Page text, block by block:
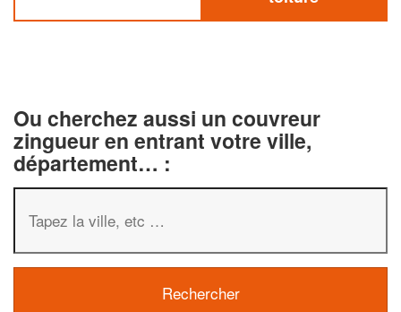
Ou cherchez aussi un couvreur
zingueur en entrant votre ville,
département… :